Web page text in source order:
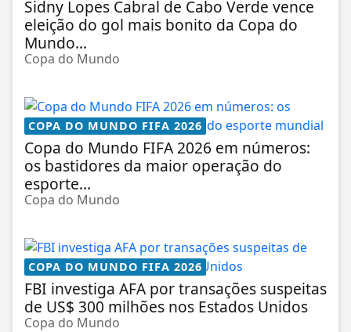
Sidny Lopes Cabral de Cabo Verde vence
eleição do gol mais bonito da Copa do
Mundo...
Copa do Mundo
COPA DO MUNDO FIFA 2026
Copa do Mundo FIFA 2026 em números:
os bastidores da maior operação do
esporte...
Copa do Mundo
COPA DO MUNDO FIFA 2026
FBI investiga AFA por transações suspeitas
de US$ 300 milhões nos Estados Unidos
Copa do Mundo